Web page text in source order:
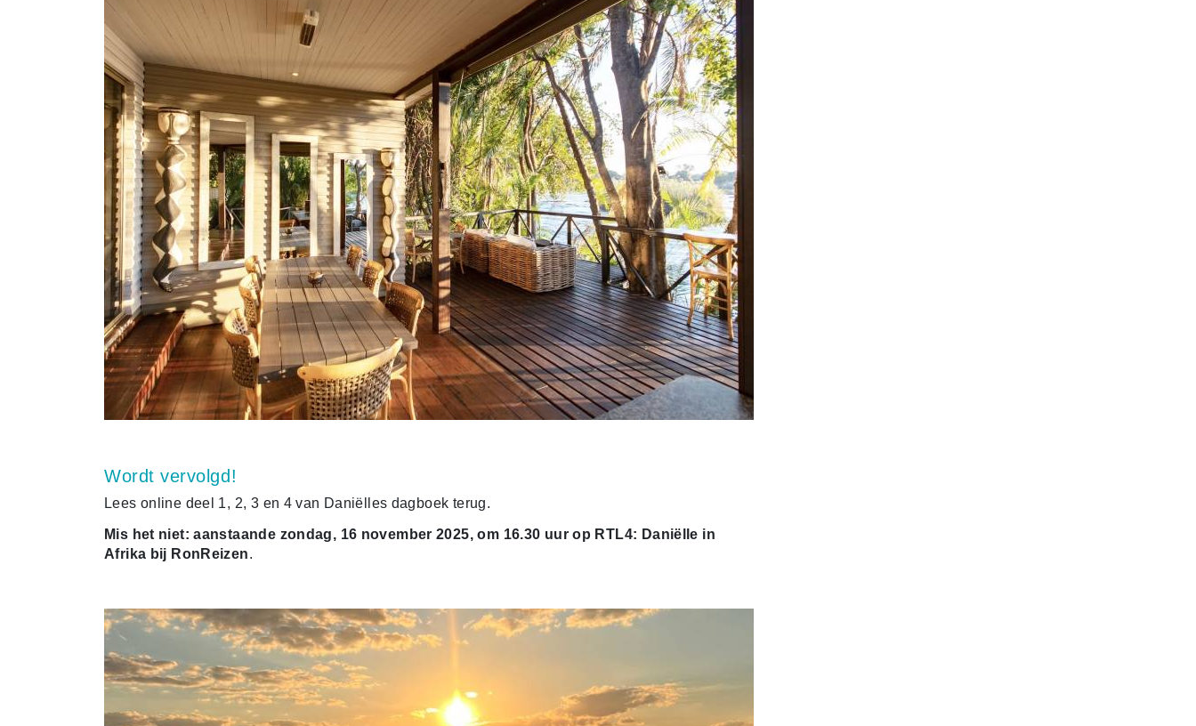
Wordt vervolgd!
Lees online deel 1, 2, 3 en 4 van Daniëlles dagboek terug.
Mis het niet: aanstaande zondag, 16 november 2025, om 16.30 uur op RTL4: Daniëlle in
Afrika bij RonReizen.